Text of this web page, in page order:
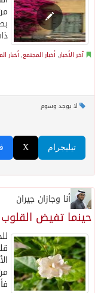
آخر الأخبار, أخبار المجتمع, أخبار
لا يوجد وسوم
X تيليجرام
أنا وجازان جيران
حينما تفيض القلوب